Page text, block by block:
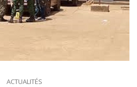
ACTUALITÉS